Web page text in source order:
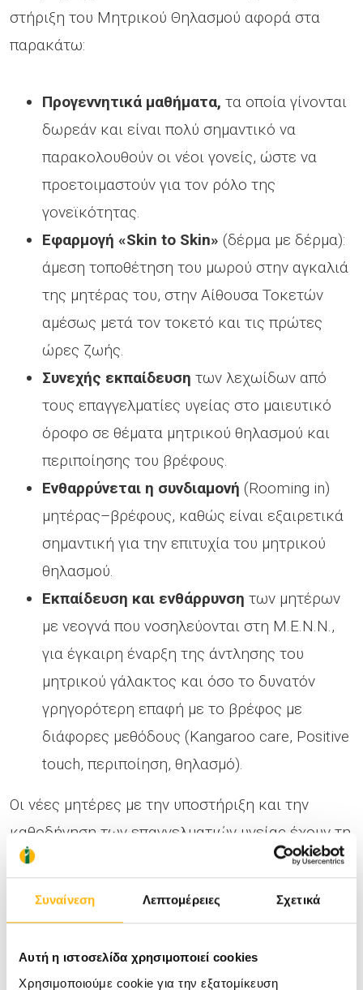
Συναίνεση Λεπτομέρειες Σχετικά
Αυτή η ιστοσελίδα χρησιμοποιεί cookies
Χρησιμοποιούμε cookie για την εξατομίκευση
στήριξη του Μητρικού Θηλασμού αφορά στα
παρακάτω:
Προγεννητικά μαθήματα, τα οποία γίνονται
δωρεάν και είναι πολύ σημαντικό να
παρακολουθούν οι νέοι γονείς, ώστε να
προετοιμαστούν για τον ρόλο της
γονεϊκότητας.
Εφαρμογή «Skin to Skin» (δέρμα με δέρμα):
άμεση τοποθέτηση του μωρού στην αγκαλιά
της μητέρας του, στην Αίθουσα Τοκετών
αμέσως μετά τον τοκετό και τις πρώτες
ώρες ζωής.
Συνεχής εκπαίδευση των λεχωίδων από
τους επαγγελματίες υγείας στο μαιευτικό
όροφο σε θέματα μητρικού θηλασμού και
περιποίησης του βρέφους.
Ενθαρρύνεται η συνδιαμονή (Rooming in)
μητέρας–βρέφους, καθώς είναι εξαιρετικά
σημαντική για την επιτυχία του μητρικού
θηλασμού.
Εκπαίδευση και ενθάρρυνση των μητέρων
με νεογνά που νοσηλεύονται στη Μ.Ε.Ν.Ν.,
για έγκαιρη έναρξη της άντλησης του
μητρικού γάλακτος και όσο το δυνατόν
γρηγορότερη επαφή με το βρέφος με
διάφορες μεθόδους (Kangaroo care, Positive
touch, περιποίηση, θηλασμό).
Οι νέες μητέρες με την υποστήριξη και την
καθοδήγηση των επαγγελματιών υγείας έχουν τη
δυνατότητα
να απολαύσουν το αγαθό της